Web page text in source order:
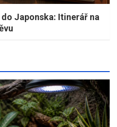
Japonska: Itinerář na